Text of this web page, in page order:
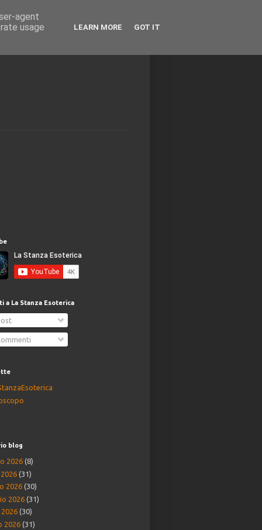
a La Stanza Esoterica
blog
2026 (8)
(31)
2026 (30)
2026 (31)
(30)
2026 (31)
agent
usage
LEARN MORE GOT IT